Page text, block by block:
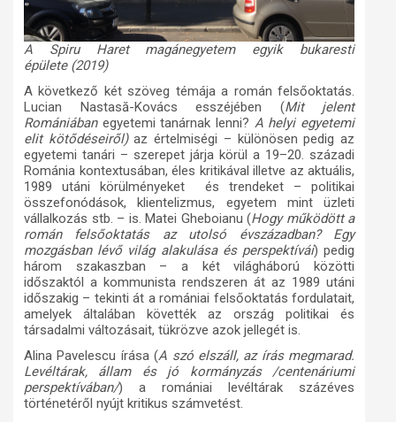
A Spiru Haret magánegyetem egyik bukaresti
épülete (2019)
A következő két szöveg témája a román felsőoktatás.
Lucian Nastasă-Kovács esszéjében (Mit jelent
Romániában egyetemi tanárnak lenni? A helyi egyetemi
elit kötődéseiről)az értelmiségi – különösen pedig az
egyetemi tanári – szerepet járja körül a 19–20. századi
Románia kontextusában, éles kritikával illetve az aktuális,
1989 utáni körülményeket és trendeket – politikai
összefonódások, klientelizmus, egyetem mint üzleti
vállalkozás stb. – is. Matei Gheboianu (Hogy működött a
román felsőoktatás az utolsó évszázadban? Egy
mozgásban lévő világ alakulása és perspektívái) pedig
három szakaszban – a két világháború közötti
időszaktól a kommunista rendszeren át az 1989 utáni
időszakig – tekinti át a romániai felsőoktatás fordulatait,
amelyek általában követték az ország politikai és
társadalmi változásait, tükrözve azok jellegét is.
Alina Pavelescu írása (A szó elszáll, az írás megmarad.
Levéltárak, állam és jó kormányzás /centenáriumi
perspektívában/) a romániai levéltárak százéves
történetéről nyújt kritikus számvetést.